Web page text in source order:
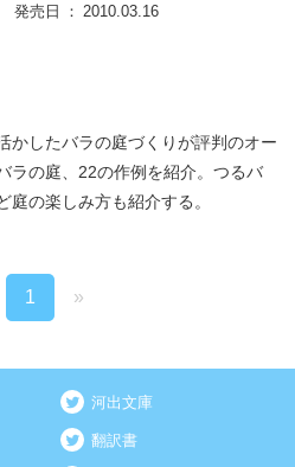
発売日
2010.03.16
かしたバラの庭づくりが評判のオー
ラの庭、22の作例を紹介。つるバ
庭の楽しみ方も紹介する。
1 »
河出文庫
翻訳書